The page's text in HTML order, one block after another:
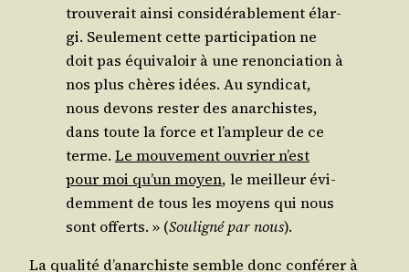
trou­ve­rait ain­si consi­dé­ra­ble­ment élar­
gi. Seule­ment cette par­ti­ci­pa­tion ne
doit pas équi­va­loir à une renon­cia­tion à
nos plus chères idées. Au syn­di­cat,
nous devons res­ter des anar­chistes,
dans toute la force et l’ampleur de ce
terme. Le mou­ve­ment ouvrier n’est
pour moi qu’un moyen, le meilleur évi­
dem­ment de tous les moyens qui nous
sont offerts. » (Sou­li­gné par nous).
La qua­li­té d’anarchiste semble donc confé­rer à